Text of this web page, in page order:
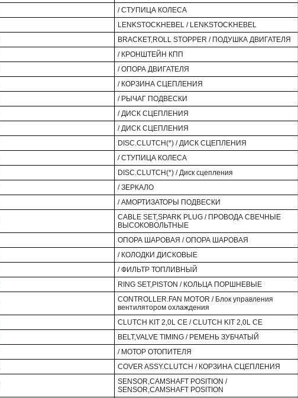
/ СТУПИЦА КОЛЕСА
LENKSTOCKHEBEL / LENKSTOCKHEBEL
BRACKET,ROLL STOPPER / ПОДУШКА ДВИГАТЕЛЯ
/ КРОНШТЕЙН КПП
/ ОПОРА ДВИГАТЕЛЯ
/ КОРЗИНА СЦЕПЛЕНИЯ
/ РЫЧАГ ПОДВЕСКИ
/ ДИСК СЦЕПЛЕНИЯ
/ ДИСК СЦЕПЛЕНИЯ
DISC.CLUTCH(*) / ДИСК СЦЕПЛЕНИЯ
/ СТУПИЦА КОЛЕСА
DISC.CLUTCH(*) / Диск сцепления
/ ЗЕРКАЛО
/ АМОРТИЗАТОРЫ ПОДВЕСКИ
CABLE SET,SPARK PLUG / ПРОВОДА СВЕЧНЫЕ
ВЫСОКОВОЛЬТНЫЕ
ОПОРА ШАРОВАЯ / ОПОРА ШАРОВАЯ
/ КОЛОДКИ ДИСКОВЫЕ
/ ФИЛЬТР ТОПЛИВНЫЙ
RING SET,PISTON / КОЛЬЦА ПОРШНЕВЫЕ
CONTROLLER.FAN MOTOR / Блок управления
вентилятором охлаждения
CLUTCH KIT 2,0L CE / CLUTCH KIT 2,0L CE
BELT,VALVE TIMING / РЕМЕНЬ ЗУБЧАТЫЙ
/ МОТОР ОТОПИТЕЛЯ
COVER ASSY.CLUTCH / КОРЗИНА СЦЕПЛЕНИЯ
SENSOR,CAMSHAFT POSITION /
SENSOR,CAMSHAFT POSITION